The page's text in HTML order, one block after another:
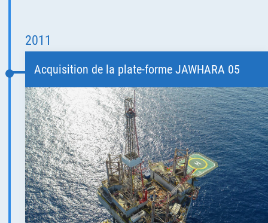
2011
Acquisition de la plate-forme JAWHARA 05